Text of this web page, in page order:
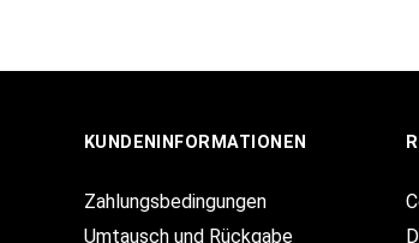
KUNDENINFORMATIONEN
Zahlungsbedingungen
Umtausch und Rückgabe